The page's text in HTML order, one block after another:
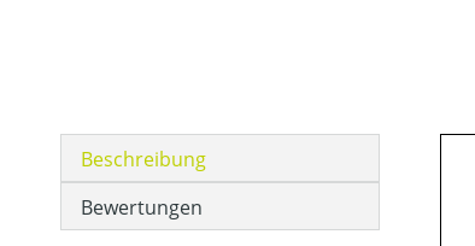
Beschreibung
Bewertungen